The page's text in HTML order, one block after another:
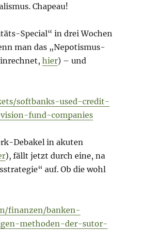
Chapeau!
Special“ in drei Wochen
man das „Nepotismus-
hier) – und
softbanks-used-credit-
fund-companies
Debakel in akuten
), fällt jetzt durch eine, na
auf. Ob die wohl
finanzen/banken-
methoden-der-sutor-